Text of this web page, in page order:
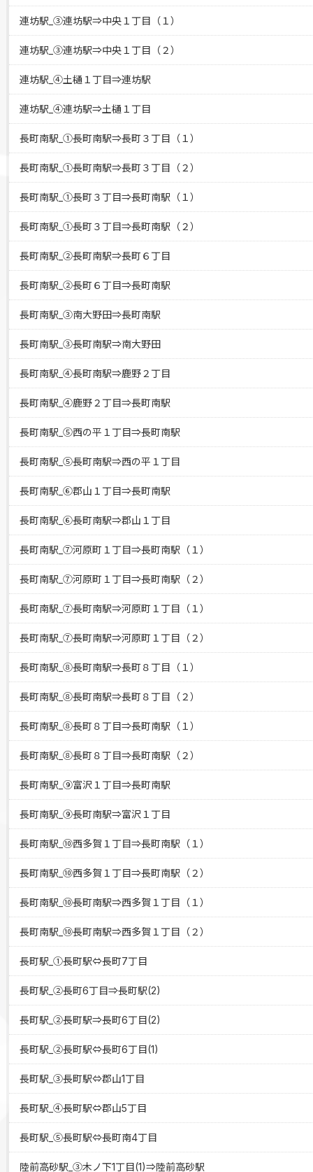
連坊駅_③連坊駅⇒中央１丁目（１）
連坊駅_③連坊駅⇒中央１丁目（２）
連坊駅_④土樋１丁目⇒連坊駅
連坊駅_④連坊駅⇒土樋１丁目
長町南駅_①長町南駅⇒長町３丁目（１）
長町南駅_①長町南駅⇒長町３丁目（２）
長町南駅_①長町３丁目⇒長町南駅（１）
長町南駅_①長町３丁目⇒長町南駅（２）
長町南駅_②長町南駅⇒長町６丁目
長町南駅_②長町６丁目⇒長町南駅
長町南駅_③南大野田⇒長町南駅
長町南駅_③長町南駅⇒南大野田
長町南駅_④長町南駅⇒鹿野２丁目
長町南駅_④鹿野２丁目⇒長町南駅
長町南駅_⑤西の平１丁目⇒長町南駅
長町南駅_⑤長町南駅⇒西の平１丁目
長町南駅_⑥郡山１丁目⇒長町南駅
長町南駅_⑥長町南駅⇒郡山１丁目
長町南駅_⑦河原町１丁目⇒長町南駅（１）
長町南駅_⑦河原町１丁目⇒長町南駅（２）
長町南駅_⑦長町南駅⇒河原町１丁目（１）
長町南駅_⑦長町南駅⇒河原町１丁目（２）
長町南駅_⑧長町南駅⇒長町８丁目（１）
長町南駅_⑧長町南駅⇒長町８丁目（２）
長町南駅_⑧長町８丁目⇒長町南駅（１）
長町南駅_⑧長町８丁目⇒長町南駅（２）
長町南駅_⑨富沢１丁目⇒長町南駅
長町南駅_⑨長町南駅⇒富沢１丁目
長町南駅_⑩西多賀１丁目⇒長町南駅（１）
長町南駅_⑩西多賀１丁目⇒長町南駅（２）
長町南駅_⑩長町南駅⇒西多賀１丁目（１）
長町南駅_⑩長町南駅⇒西多賀１丁目（２）
長町駅_①長町駅⇔長町7丁目
長町駅_②長町6丁目⇒長町駅(2)
長町駅_②長町駅⇒長町6丁目(2)
長町駅_②長町駅⇔長町6丁目(1)
長町駅_③長町駅⇔郡山1丁目
長町駅_④長町駅⇔郡山5丁目
長町駅_⑤長町駅⇔長町南4丁目
陸前高砂駅_③木ノ下1丁目(1)⇒陸前高砂駅